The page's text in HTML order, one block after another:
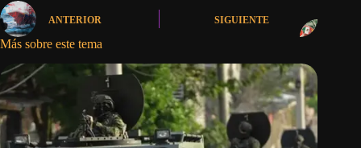
ANTERIOR SIGUIENTE
Más sobre este tema